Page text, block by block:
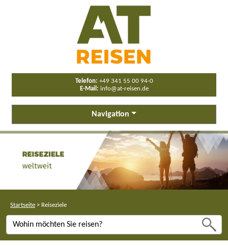
Telefon: +49 341 55 00 94-0
E-Mail: info@at-reisen.de
Navigation
Startseite > Reiseziele